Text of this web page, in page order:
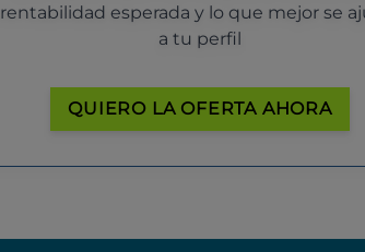
rentabilidad esperada y lo que mejor se
a tu perfil
QUIERO LA OFERTA AHORA